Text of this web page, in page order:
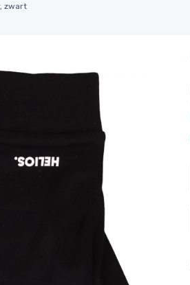
zwart